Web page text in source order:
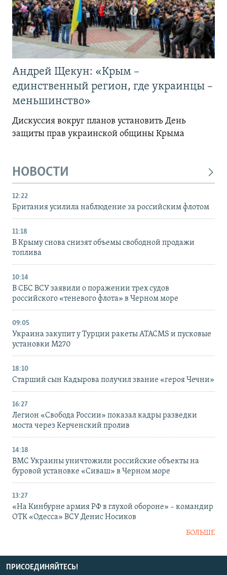
Андрей Щекун: «Крым –
единственный регион, где украинцы –
меньшинство»
Дискуссия вокруг планов установить День
защиты прав украинской общины Крыма
НОВОСТИ
12:22
Британия усилила наблюдение за российским флотом
11:18
В Крыму снова снизят объемы свободной продажи
топлива
10:14
В СБС ВСУ заявили о поражении трех судов
российского «теневого флота» в Черном море
09:05
Украина закупит у Турции ракеты ATACMS и пусковые
установки M270
18:10
Старший сын Кадырова получил звание «героя Чечни»
16:27
Легион «Свобода России» показал кадры разведки
моста через Керченский пролив
14:18
ВМС Украины уничтожили российские объекты на
буровой установке «Сиваш» в Черном море
13:27
«На Кинбурне армия РФ в глухой обороне» – командир
ОТК «Одесса» ВСУ Денис Носиков
БОЛЬШЕ
ПРИСОЕДИНЯЙТЕСЬ!